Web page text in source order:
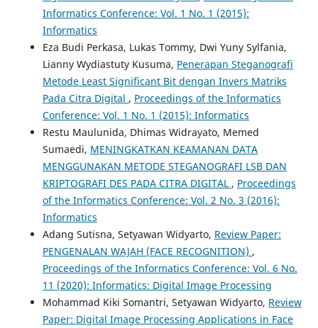
Informatics Conference: Vol. 1 No. 1 (2015):
Informatics
Eza Budi Perkasa, Lukas Tommy, Dwi Yuny Sylfania,
Lianny Wydiastuty Kusuma, Penerapan Steganografi
Metode Least Significant Bit dengan Invers Matriks
Pada Citra Digital , Proceedings of the Informatics
Conference: Vol. 1 No. 1 (2015): Informatics
Restu Maulunida, Dhimas Widrayato, Memed
Sumaedi, MENINGKATKAN KEAMANAN DATA
MENGGUNAKAN METODE STEGANOGRAFI LSB DAN
KRIPTOGRAFI DES PADA CITRA DIGITAL , Proceedings
of the Informatics Conference: Vol. 2 No. 3 (2016):
Informatics
Adang Sutisna, Setyawan Widyarto, Review Paper:
PENGENALAN WAJAH (FACE RECOGNITION) ,
Proceedings of the Informatics Conference: Vol. 6 No.
11 (2020): Informatics: Digital Image Processing
Mohammad Kiki Somantri, Setyawan Widyarto, Review
Paper: Digital Image Processing Applications in Face